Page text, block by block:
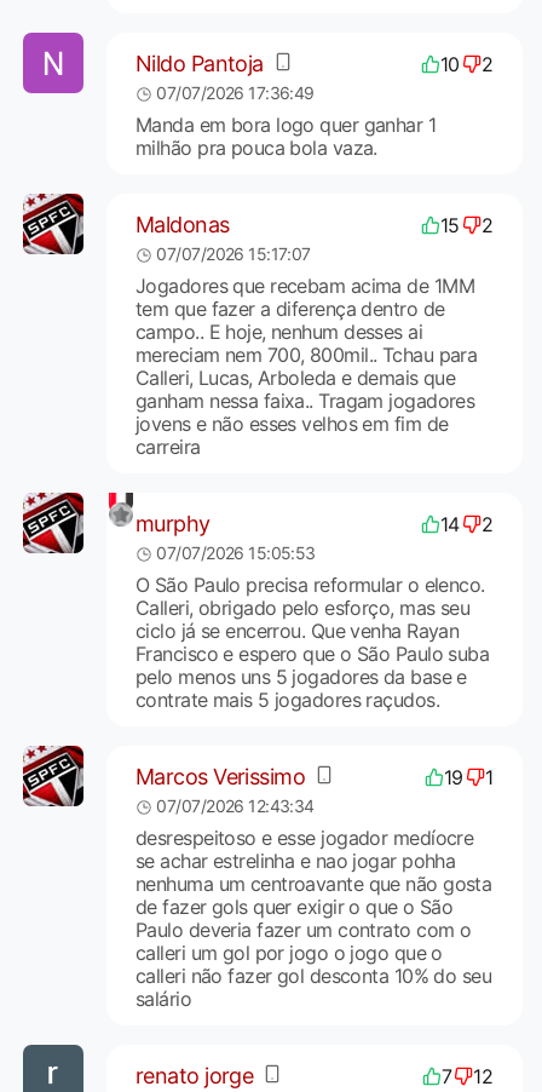
Nildo Pantoja 10 2
07/07/2026 17:36:49
Manda em bora logo quer ganhar 1
milhão pra pouca bola vaza.
Maldonas 15 2
07/07/2026 15:17:07
Jogadores que recebam acima de 1MM
tem que fazer a diferença dentro de
campo.. E hoje, nenhum desses ai
mereciam nem 700, 800mil.. Tchau para
Calleri, Lucas, Arboleda e demais que
ganham nessa faixa.. Tragam jogadores
jovens e não esses velhos em fim de
carreira
murphy 14 2
07/07/2026 15:05:53
O São Paulo precisa reformular o elenco.
Calleri, obrigado pelo esforço, mas seu
ciclo já se encerrou. Que venha Rayan
Francisco e espero que o São Paulo suba
pelo menos uns 5 jogadores da base e
contrate mais 5 jogadores raçudos.
Marcos Verissimo 19 1
07/07/2026 12:43:34
desrespeitoso e esse jogador medíocre
se achar estrelinha e nao jogar pohha
nenhuma um centroavante que não gosta
de fazer gols quer exigir o que o São
Paulo deveria fazer um contrato com o
calleri um gol por jogo o jogo que o
calleri não fazer gol desconta 10% do seu
salário
renato jorge 7 12